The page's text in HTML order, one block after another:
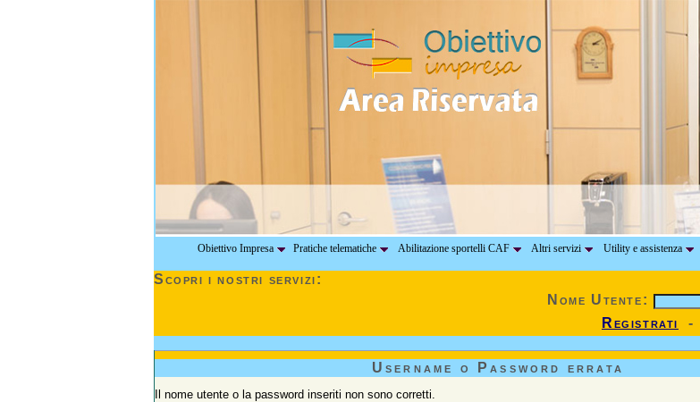
Obiettivo Impresa Pratiche telematiche Abilitazione sportelli CAF Altri servizi Utility e assistenza
Scopri i nostri servizi:
Nome Utente:
Registrati -
Username o Password errata
Il nome utente o la password inseriti non sono corretti.